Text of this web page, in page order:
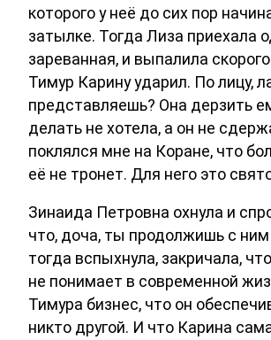
которого у неё до сих пор
затылке. Тогда Лиза приехала
зареванная, и выпалила
Тимур Карину ударил. По лицу,
представляешь? Она дерзить
делать не хотела, а он не
поклялся мне на Коране, что
её не тронет. Для него это
Зинаида Петровна охнула и
что, доча, ты продолжишь с
тогда вспыхнула, закричала,
не понимает в современной
Тимура бизнес, что он
никто другой. И что Карина